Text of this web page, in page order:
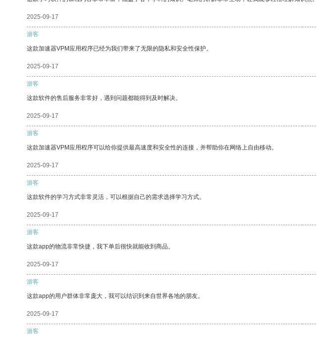
2025-09-17
游客
这款加速器VPM应用程序已经为我们带来了无限的隐私和安全性保护。
2025-09-17
游客
这款软件的售后服务非常好，遇到问题都能得到及时解决。
2025-09-17
游客
这款加速器VPM应用程序可以给你提供最高速度和安全性的连接，并帮助你在网络上自由移动。
2025-09-17
游客
这款软件的学习方式非常灵活，可以根据自己的需求选择学习方式。
2025-09-17
游客
这款app的物流非常快捷，我下单后很快就能收到商品。
2025-09-17
游客
这款app的用户群体非常庞大，我可以结识到来自世界各地的朋友。
2025-09-17
游客